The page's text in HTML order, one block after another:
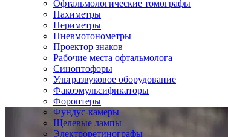
Офтальмологические томографы
Пахиметры
Периметры
Пневмотонометры
Проектор знаков
Рабочие места офтальмолога
Синоптофоры
Ультразвуковое оборудование
Факоэмульсификаторы
Фороптеры
Фундус-камеры
Щелевые лампы
Электроретинографы